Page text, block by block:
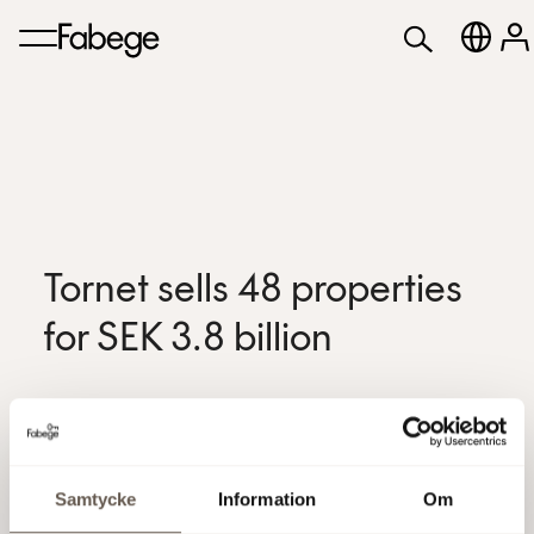
Samtycke Information Om
Tornet sells 48 properties
for SEK 3.8 billion
Tornet, which is 99.5 per cent owned by Fabege, has sold
properties are sold through a company, resulting in an